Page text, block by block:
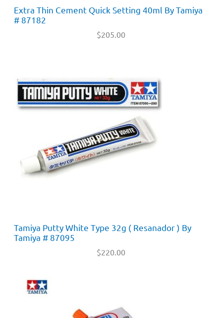
Extra Thin Cement Quick Setting 40ml By Tamiya
# 87182
$205.00
Tamiya Putty White Type 32g ( Resanador ) By
Tamiya # 87095
$220.00